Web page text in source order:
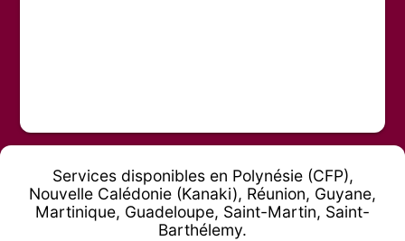
Services disponibles en Polynésie (CFP),
Nouvelle Calédonie (Kanaki), Réunion, Guyane,
Martinique, Guadeloupe, Saint-Martin, Saint-
Barthélemy.